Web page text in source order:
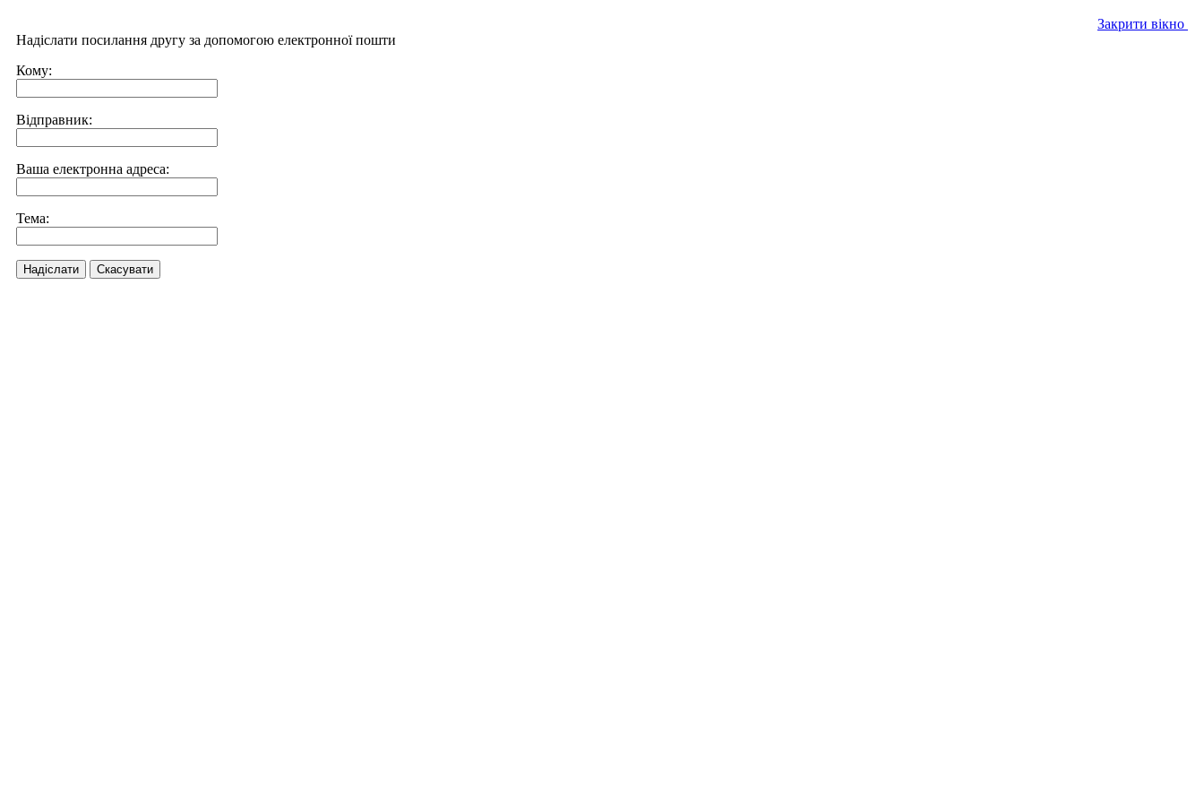
Закрити вікно
Надіслати посилання другу за допомогою електронної пошти
Кому:
Відправник:
Ваша електронна адреса:
Тема:
Надіслати Скасувати